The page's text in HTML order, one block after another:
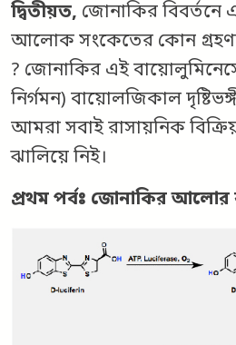
দ্বিতীয়ত, জোনাকির বিবর্তনে
আলোক সংকেতের কোন
? জোনাকির এই
নির্গমন) বায়োলজিকাল
আমরা সবাই রাসায়নিক
ঝালিয়ে নিই।
প্রথম পর্বঃ জোনাকির আলোর